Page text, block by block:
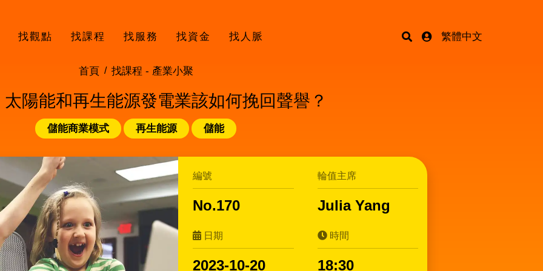
找觀點 找課程 找服務 找資金 找人脈 繁體中文
首頁 找課程 - 產業小聚
陽能和再生能源發電業該如何挽回聲譽？
儲能商業模式 再生能源 儲能
編號
No.170
輪值主席
Julia Yang
日期
2023-10-20
時間
18:30